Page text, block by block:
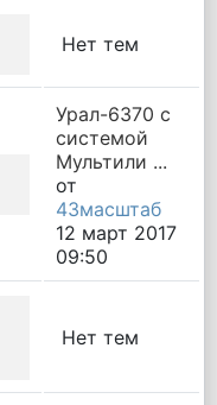
Нет тем
Урал-6370 с
системой
Мультили ...
от
43масштаб
12 март 2017
09:50
Нет тем